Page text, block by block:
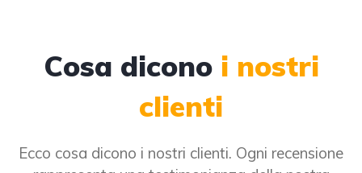
Cosa dicono i nostri
clienti
Ecco cosa dicono i nostri clienti. Ogni recensione